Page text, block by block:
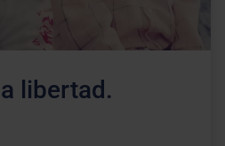
libertad.